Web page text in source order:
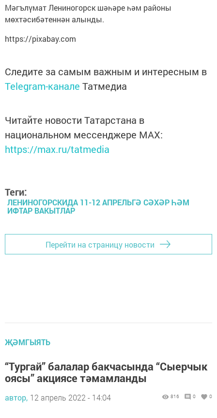
Мәгълүмат Лениногорск шәһәре һәм районы
мөхтәсибәтеннән алынды.
https://pixabay.com
Следите за самым важным и интересным в
Telegram-канале Татмедиа
Читайте новости Татарстана в
национальном мессенджере MАХ:
https://max.ru/tatmedia
Теги:
ЛЕНИНОГОРСКИДА 11-12 АПРЕЛЬГӘ СӘХӘР ҺӘМ
ИФТАР ВАКЫТЛАР
Перейти на страницу новости
ҖӘМГЫЯТЬ
“Тургай” балалар бакчасында “Сыерчык
оясы” акциясе тәмамланды
автор, 12 апрель 2022 - 14:04 816 0 0